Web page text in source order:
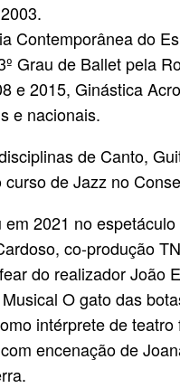
Contemporânea do
Grau de Ballet pela
e 2015, Ginástica
e nacionais.
de Canto,
de Jazz no
2021 no
co-produção
do realizador João
O gato das
intérprete de
encenação de